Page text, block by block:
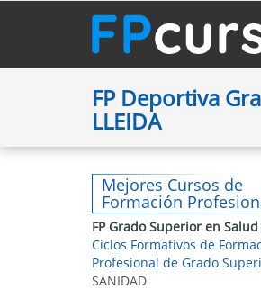
FP Deportiva
LLEIDA
Mejores Cursos de
Formación
FP Grado Superior en
Ciclos Formativos de
Profesional de Grado
SANIDAD